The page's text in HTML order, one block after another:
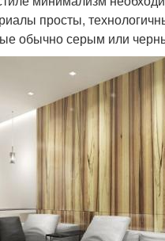
просты,
обычно серым или